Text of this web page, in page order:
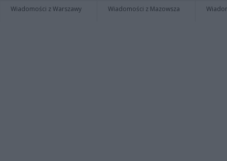
Wiadomości z Warszawy Wiadomości z Mazowsza